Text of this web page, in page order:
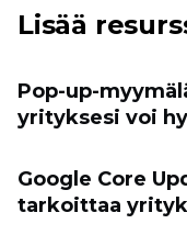
Lisää
Pop-up-
yrityksesi voi
Google Core
tarkoittaa